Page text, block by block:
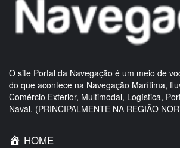
O site Portal da Navegação é um meio de
do que acontece na Navegação Marítima,
Comércio Exterior, Multimodal, Logística,
Naval. (PRINCIPALMENTE NA REGIÃO
HOME